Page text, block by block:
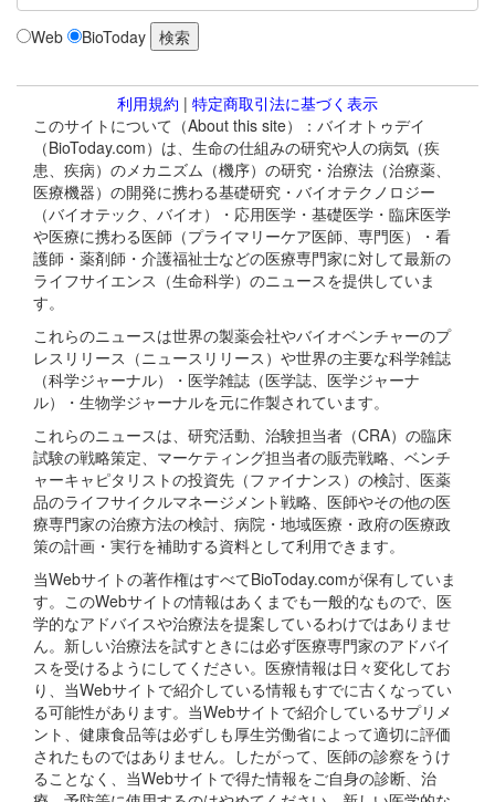
Web BioToday
利用規約 | 特定商取引法に基づく表示
このサイトについて（About this site）：バイオトゥデイ
（BioToday.com）は、生命の仕組みの研究や人の病気（疾
患、疾病）のメカニズム（機序）の研究・治療法（治療薬、
医療機器）の開発に携わる基礎研究・バイオテクノロジー
（バイオテック、バイオ）・応用医学・基礎医学・臨床医学
や医療に携わる医師（プライマリーケア医師、専門医）・看
護師・薬剤師・介護福祉士などの医療専門家に対して最新の
ライフサイエンス（生命科学）のニュースを提供していま
す。
これらのニュースは世界の製薬会社やバイオベンチャーのプ
レスリリース（ニュースリリース）や世界の主要な科学雑誌
（科学ジャーナル）・医学雑誌（医学誌、医学ジャーナ
ル）・生物学ジャーナルを元に作製されています。
これらのニュースは、研究活動、治験担当者（CRA）の臨床
試験の戦略策定、マーケティング担当者の販売戦略、ベンチ
ャーキャピタリストの投資先（ファイナンス）の検討、医薬
品のライフサイクルマネージメント戦略、医師やその他の医
療専門家の治療方法の検討、病院・地域医療・政府の医療政
策の計画・実行を補助する資料として利用できます。
当Webサイトの著作権はすべてBioToday.comが保有していま
す。このWebサイトの情報はあくまでも一般的なもので、医
学的なアドバイスや治療法を提案しているわけではありませ
ん。新しい治療法を試すときには必ず医療専門家のアドバイ
スを受けるようにしてください。医療情報は日々変化してお
り、当Webサイトで紹介している情報もすでに古くなってい
る可能性があります。当Webサイトで紹介しているサプリメ
ント、健康食品等は必ずしも厚生労働省によって適切に評価
されたものではありません。したがって、医師の診察をうけ
ることなく、当Webサイトで得た情報をご自身の診断、治